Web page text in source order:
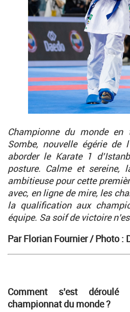
Championne du monde
Sombe, nouvelle égérie de
aborder le Karate 1
posture. Calme et sereine,
ambitieuse pour cette
avec, en ligne de mire, les
la qualification aux
équipe. Sa soif de victoire
Par Florian Fournier / Photo :
Comment s’est
championnat du monde ?